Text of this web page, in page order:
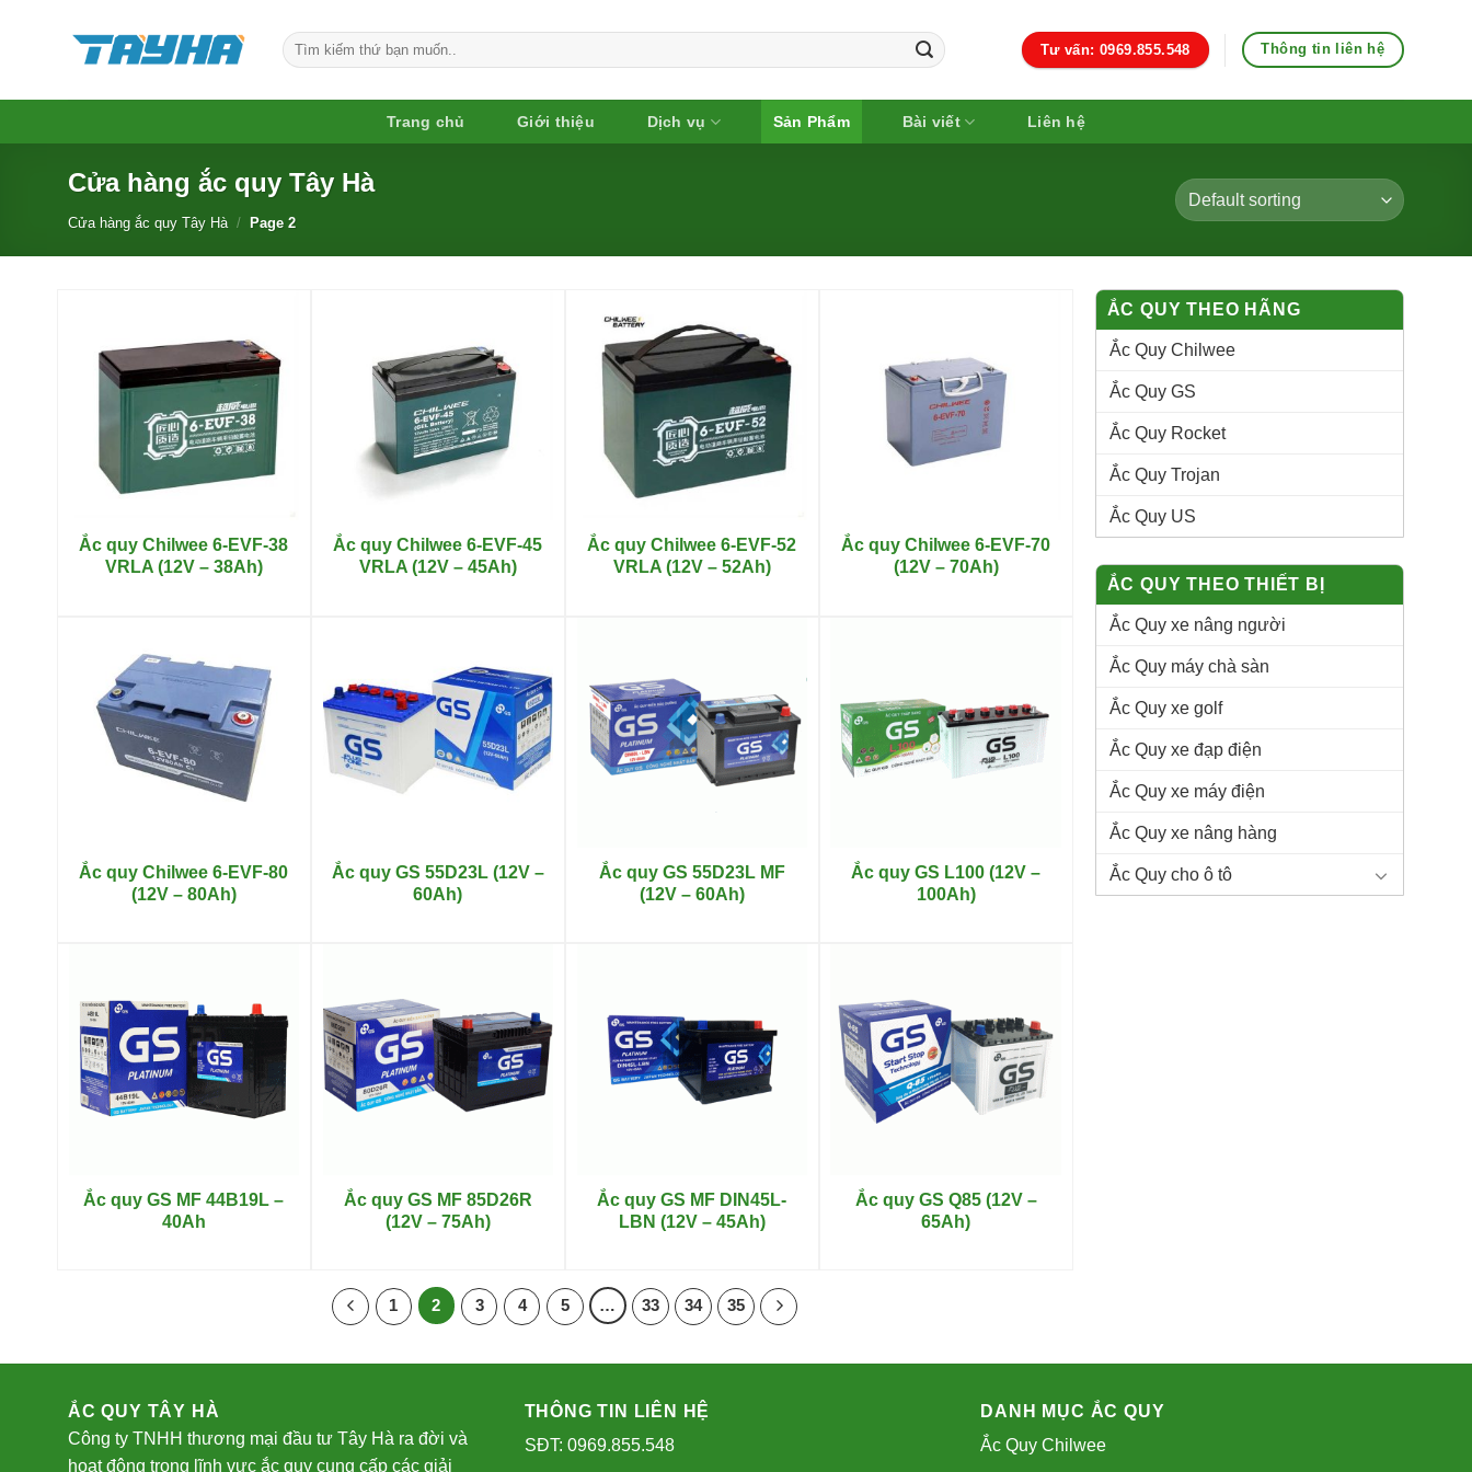
Search
for:
Tư vấn: 0969.855.548 Thông tin liên hệ
Trang chủ Giới thiệu Dịch vụ Sản Phẩm Bài viết Liên hệ
Cửa hàng ắc quy Tây Hà
Cửa hàng ắc quy Tây Hà / Page 2
Ắc quy Chilwee 6-EVF-38
VRLA (12V – 38Ah)
Ắc quy Chilwee 6-EVF-45
VRLA (12V – 45Ah)
Ắc quy Chilwee 6-EVF-52
VRLA (12V – 52Ah)
Ắc quy Chilwee 6-EVF-70
(12V – 70Ah)
Ắc quy Chilwee 6-EVF-80
(12V – 80Ah)
Ắc quy GS 55D23L (12V –
60Ah)
Ắc quy GS 55D23L MF
(12V – 60Ah)
Ắc quy GS L100 (12V –
100Ah)
Ắc quy GS MF 44B19L –
40Ah
Ắc quy GS MF 85D26R
(12V – 75Ah)
Ắc quy GS MF DIN45L-
LBN (12V – 45Ah)
Ắc quy GS Q85 (12V –
65Ah)
1 2 3 4 5 … 33 34 35
ẮC QUY THEO HÃNG
Ắc Quy Chilwee
Ắc Quy GS
Ắc Quy Rocket
Ắc Quy Trojan
Ắc Quy US
ẮC QUY THEO THIẾT BỊ
Ắc Quy xe nâng người
Ắc Quy máy chà sàn
Ắc Quy xe golf
Ắc Quy xe đạp điện
Ắc Quy xe máy điện
Ắc Quy xe nâng hàng
Ắc Quy cho ô tô
ẮC QUY TÂY HÀ
Công ty TNHH thương mại đầu tư Tây Hà ra đời và
hoạt động trong lĩnh vực ắc quy cung cấp các giải
THÔNG TIN LIÊN HỆ
SĐT: 0969.855.548
DANH MỤC ẮC QUY
Ắc Quy Chilwee